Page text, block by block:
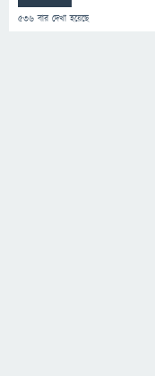
536 বার দেখা হয়েছে